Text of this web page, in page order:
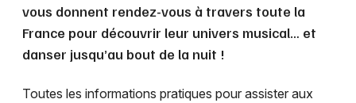
vous donnent rendez-vous à travers toute la
France pour découvrir leur univers musical… et
danser jusqu’au bout de la nuit !
Toutes les informations pratiques pour assister aux